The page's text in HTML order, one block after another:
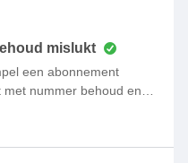
dan 2 jaar zijn.Wij
wij zijn bijna 3 jaar
dat is ook al langer dan
mislukt
een abonnement
nummer behoud en
contact met Odido
gezien mijn navraag over